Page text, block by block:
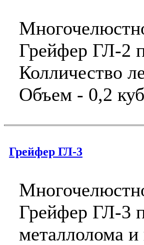
Грейфер ГЛ-2
Колличество
Объем - 0,2
Грейфер ГЛ-3
Грейфер ГЛ-3
металлолома